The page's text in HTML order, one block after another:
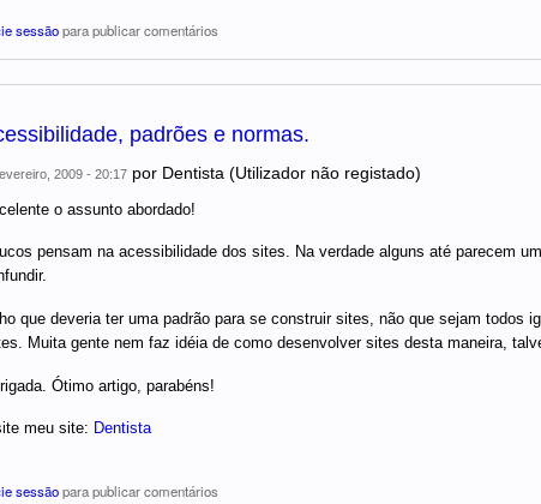
sessãopara publicar comentários
padrões e normas.
2009 - 20:17por Dentista (Utilizador não registado)
o assunto abordado!
pensam na acessibilidade dos sites. Na verdade alguns até parecem
que deveria ter uma padrão para se construir sites, não que sejam todos
Muita gente nem faz idéia de como desenvolver sites desta maneira,
Ótimo artigo, parabéns!
meu site: Dentista
sessãopara publicar comentários